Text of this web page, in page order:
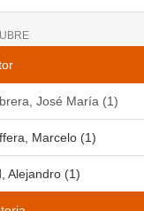
José María (1)
Marcelo (1)
Alejandro (1)